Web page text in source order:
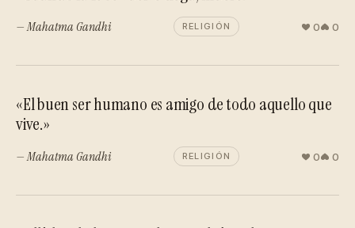
— Mahatma Gandhi RELIGIÓN 0 0
«El buen ser humano es amigo de todo aquello que
vive.»
— Mahatma Gandhi RELIGIÓN 0 0